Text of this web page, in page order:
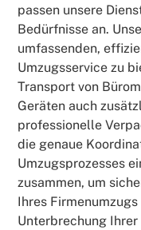
passen unsere
Bedürfnisse an.
umfassenden,
Umzugsservice zu
Transport von
Geräten auch
professionelle
die genaue
Umzugsprozesses
zusammen, um
Ihres
Unterbrechung